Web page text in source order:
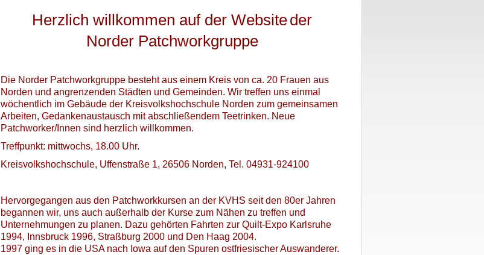
Herzlich willkommen auf der Websiteder
Norder Patchworkgruppe
Die Norder Patchworkgruppe besteht aus einem Kreis von ca. 20 Frauen aus
Norden und angrenzenden Städten und Gemeinden. Wir treffen uns einmal
wöchentlich im Gebäude der Kreisvolkshochschule Norden zum gemeinsamen
Arbeiten, Gedankenaustausch mit abschließendem Teetrinken. Neue
Patchworker/Innen sind herzlich willkommen.
Treffpunkt: mittwochs, 18.00 Uhr.
Kreisvolkshochschule, Uffenstraße 1, 26506 Norden, Tel. 04931-924100
Hervorgegangen aus den Patchworkkursen an der KVHS seit den 80er Jahren
begannen wir, uns auch außerhalb der Kurse zum Nähen zu treffen und
Unternehmungen zu planen. Dazu gehörten Fahrten zur Quilt-Expo Karlsruhe
1994, Innsbruck 1996, Straßburg 2000 und Den Haag 2004.
1997 ging es in die USA nach Iowa auf den Spuren ostfriesischer Auswanderer.